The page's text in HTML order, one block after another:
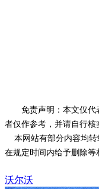
免责声明：本文仅
者仅作参考，并请自行核
本网站有部分内容均转
在规定时间内给予删除等
沃尔沃